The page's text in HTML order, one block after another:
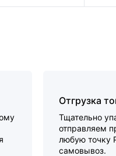
Отгрузка
Тщательно
отправляем
любую точку
самовывоз.